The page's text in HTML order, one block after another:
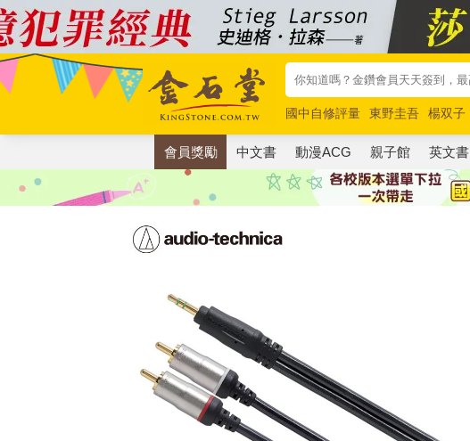
國中自修評量 東野圭吾 楊双子
唯紅花綻放
奧德賽 路邊攤新作
會員獎勵 中文書 動漫ACG 親子館 英文書